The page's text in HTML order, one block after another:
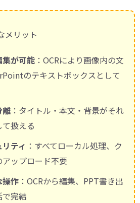
メリット
集が可能 ：OCRにより画像内の文
のテキストボックスとして
離 ：タイトル・本文・背景がそれ
扱える
ティ ：すべてローカル処理、ク
アップロード不要
操作 ：OCRから編集、PPT書き出
で完結